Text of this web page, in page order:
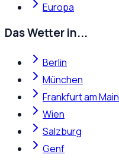
Europa
Das Wetter in...
Berlin
München
Frankfurt am Main
Wien
Salzburg
Genf